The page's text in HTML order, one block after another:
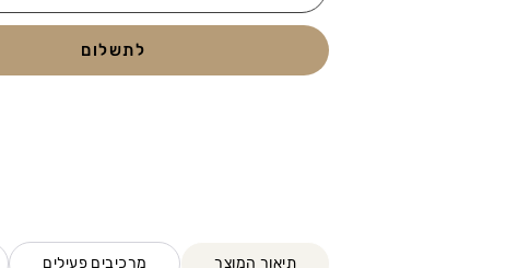
לתשלום
תיאור המוצר מרכיבים פעילים